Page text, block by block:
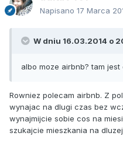
Napisano 17 Marca
W dniu 16.03.2014 o
albo moze airbnb? tam
Rowniez polecam airbnb. Z
wynajac na dlugi czas bez
wynajmijcie sobie cos na
szukajcie mieszkania na dluzej